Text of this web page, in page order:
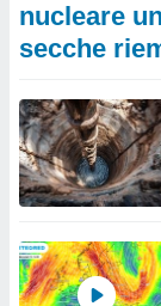
nucleare
secche